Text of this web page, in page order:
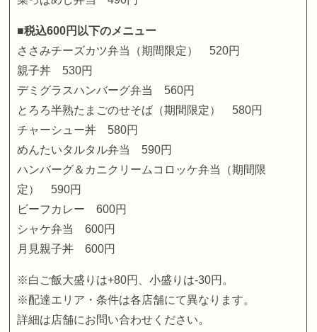
■税込600円以下のメニュー
ささみチーズカツ弁当（期間限定） 520円
親子丼 530円
デミグラスハンバーグ弁当 560円
とろろ半熟たまごのせそば（期間限定） 580円
チャーシュー丼 580円
めんたいタルタル弁当 590円
ハンバーグ＆カニクリームコロッケ弁当（期間限
定） 590円
ビーフカレー 600円
シャケ弁当 600円
月見親子丼 600円
※白ご飯大盛りは+80円、小盛りは-30円。
※配達エリア・条件は各店舗にて異なります。
詳細は店舗にお問い合わせください。